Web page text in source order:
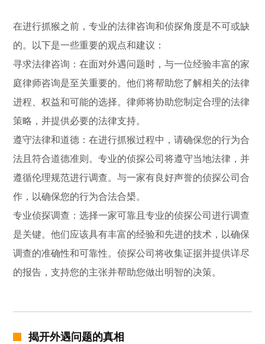
在进行抓猴之前，专业的法律咨询和侦探角度是不可或缺
的。以下是一些重要的观点和建议：
寻求法律咨询：在面对外遇问题时，与一位经验丰富的家
庭律师咨询是至关重要的。他们将帮助您了解相关的法律
进程、权益和可能的选择。律师将协助您制定合理的法律
策略，并提供必要的法律支持。
遵守法律和道德：在进行抓猴过程中，请确保您的行为合
法且符合道德准则。专业的侦探公司将遵守当地法律，并
遵循伦理规范进行调查。与一家有良好声誉的侦探公司合
作，以确保您的行为合法合槼。
专业侦探调查：选择一家可靠且专业的侦探公司进行调查
是关键。他们应该具有丰富的经验和先进的技术，以确保
调查的准确性和可靠性。侦探公司将收集证据并提供详尽
的报告，支持您的主张并帮助您做出明智的决策。
揭开外遇问题的真相